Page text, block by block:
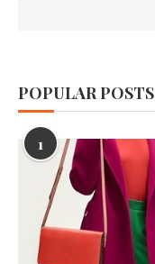
POPULAR POSTS
1